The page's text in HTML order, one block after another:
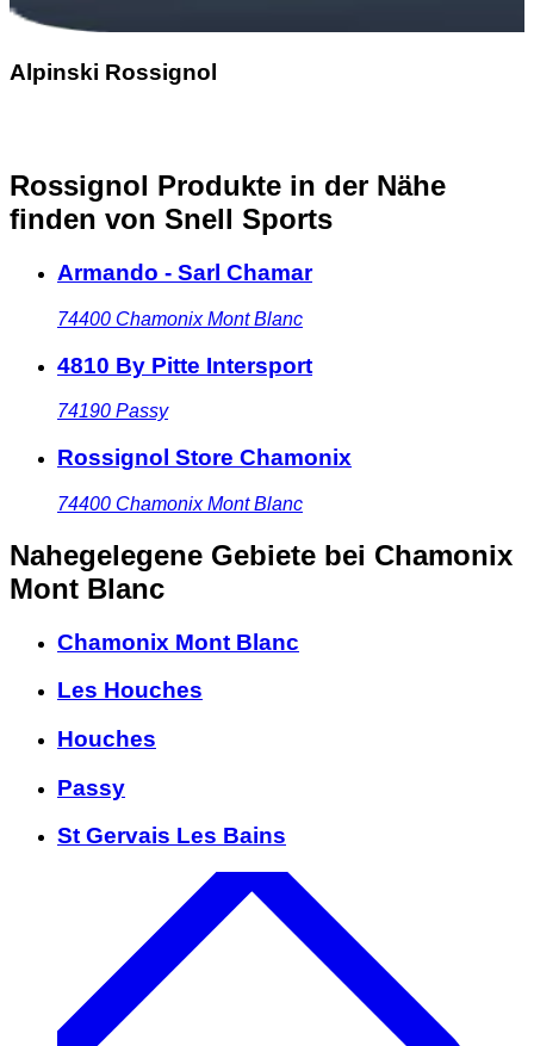
Alpinski Rossignol
Rossignol Produkte in der Nähe
finden von Snell Sports
Armando - Sarl Chamar
74400 Chamonix Mont Blanc
4810 By Pitte Intersport
74190 Passy
Rossignol Store Chamonix
74400 Chamonix Mont Blanc
Nahegelegene Gebiete bei Chamonix
Mont Blanc
Chamonix Mont Blanc
Les Houches
Houches
Passy
St Gervais Les Bains